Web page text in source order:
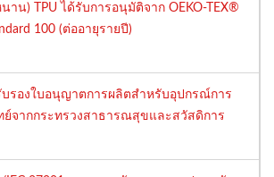
าน) TPU ได้รับการอนุมัติจาก OEKO-TEX®
100 (ต่ออายุรายปี)
บรองใบอนุญาตการผลิตสำหรับอุปกรณ์การ
ย์จากกระทรวงสาธารณสุขและสวัสดิการ